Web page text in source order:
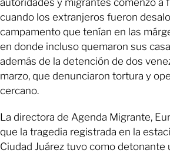
autoridades y migrantes comenzó a
cuando los extranjeros fueron
campamento que tenían en las
en donde incluso quemaron sus
además de la detención de dos
marzo, que denunciaron tortura y
cercano.
La directora de Agenda Migrante,
que la tragedia registrada en la
Ciudad Juárez tuvo como detonante